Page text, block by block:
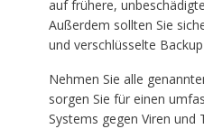
auf frühere,
Außerdem sollten Sie
und verschlüsselte
Nehmen Sie alle
sorgen Sie für einen
Systems gegen Viren und